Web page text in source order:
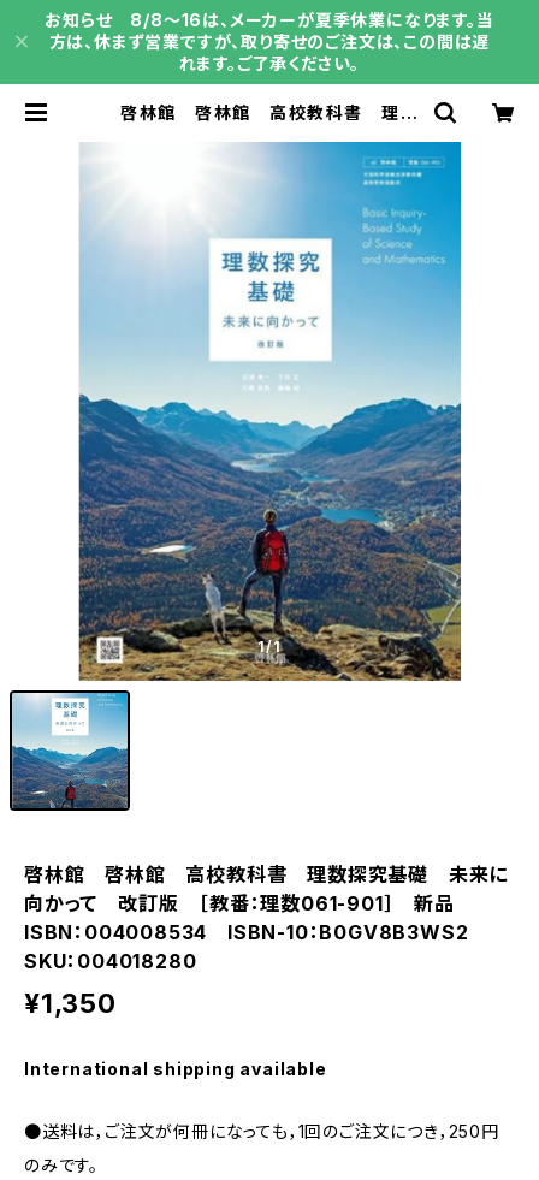
お知らせ 8/8～16は、メーカーが夏季休業になります。当
方は、休まず営業ですが、取り寄せのご注文は、この間は遅
れます。ご了承ください。
啓林館 啓林館 高校教科書 理数
SBN：004008534 ISBN-10：B
0GV8B3WS2 SKU：00401828
0 | 育之書店（いくのしょてん）
1/1
啓林館 啓林館 高校教科書 理数探究基礎 未来に
向かって 改訂版 ［教番：理数061-901］ 新品
ISBN：004008534 ISBN-10：B0GV8B3WS2
SKU：004018280
¥1,350
International shipping available
●送料は，ご注文が何冊になっても，1回のご注文につき，250円
のみです。